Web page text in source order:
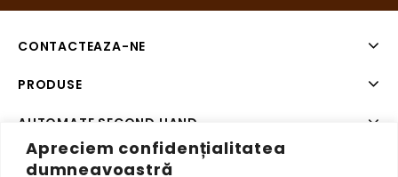
Apreciem confidențialitatea
dumneavoastră
CONTACTEAZA-NE
PRODUSE
AUTOMATE SECOND HAND
SISTEME DE PLATA SECOND HAND